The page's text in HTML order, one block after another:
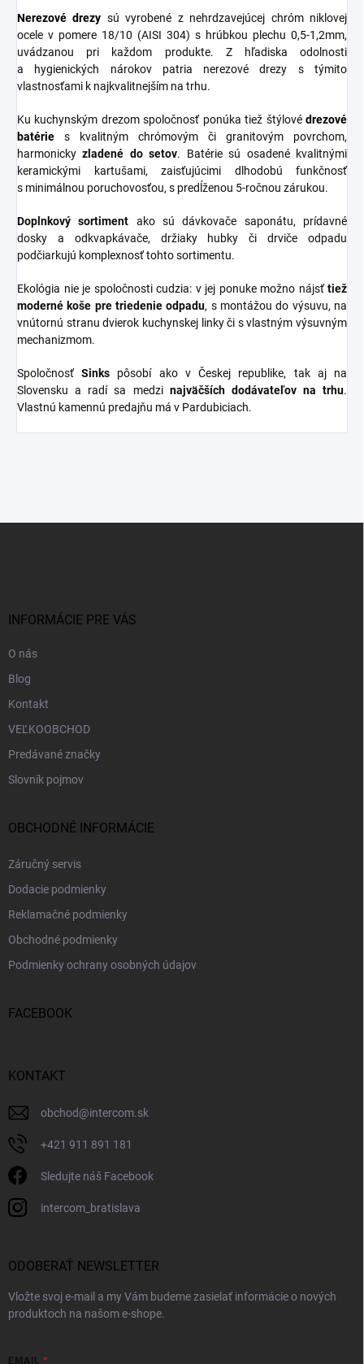
Nerezové drezy sú vyrobené z nehrdzavejúcej chróm niklovej
ocele v pomere 18/10 (AISI 304) s hrúbkou plechu 0,5-1,2mm,
uvádzanou pri každom produkte. Z hľadiska odolnosti
a hygienických nárokov patria nerezové drezy s týmito
vlastnosťami k najkvalitnejším na trhu.
Ku kuchynským drezom spoločnosť ponúka tiež štýlové drezové
batérie s kvalitným chrómovým či granitovým povrchom,
harmonickyzladené do setov. Batérie sú osadené kvalitnými
keramickými kartušami, zaisťujúcimi dlhodobú funkčnosť
s minimálnou poruchovosťou, s predĺženou 5-ročnou zárukou.
Doplnkový sortiment ako sú dávkovače saponátu, prídavné
dosky a odkvapkávače, držiaky hubky či drviče odpadu
podčiarkujú komplexnosť tohto sortimentu.
Ekológia nie je spoločnosti cudzia: v jej ponuke možno nájsťtiež
moderné koše pre triedenie odpadu, s montážou do výsuvu, na
vnútornú stranu dvierok kuchynskej linky či s vlastným výsuvným
mechanizmom.
SpoločnosťSinks pôsobí ako v Českej republike, tak aj na
Slovensku a radí sa medzi najväčších dodávateľov na trhu.
Vlastnú kamennú predajňu má v Pardubiciach.
INFORMÁCIE PRE VÁS
O nás
Blog
Kontakt
VEĽKOOBCHOD
Predávané značky
Slovník pojmov
OBCHODNÉ INFORMÁCIE
Záručný servis
Dodacie podmienky
Reklamačné podmienky
Obchodné podmienky
Podmienky ochrany osobných údajov
FACEBOOK
KONTAKT
obchod@intercom.sk
+421 911 891 181
Sledujte náš Facebook
intercom_bratislava
ODOBERAŤ NEWSLETTER
Vložte svoj e-mail a my Vám budeme zasielať informácie o nových
produktoch na našom e-shope.
EMAIL